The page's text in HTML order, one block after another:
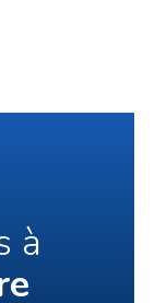
à